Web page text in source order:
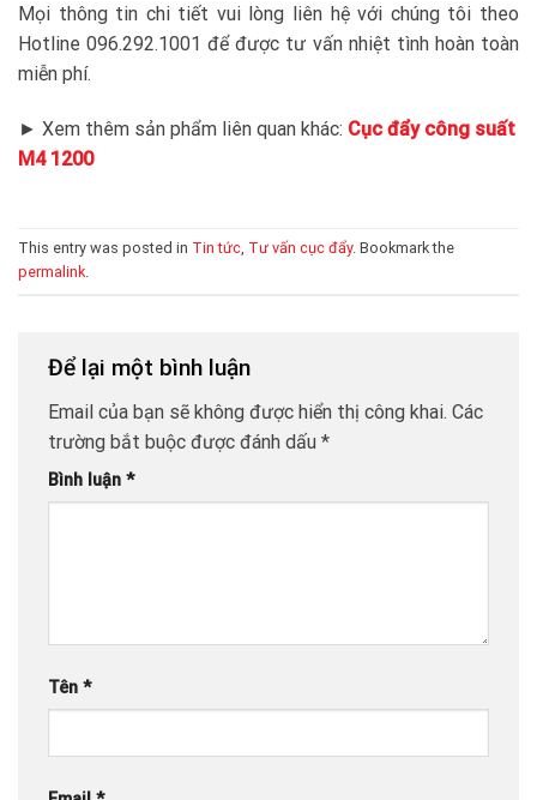
Mọi thông tin chi tiết vui lòng liên hệ với chúng tôi theo
Hotline 096.292.1001 để được tư vấn nhiệt tình hoàn toàn
miễn phí.
► Xem thêm sản phẩm liên quan khác: Cục đẩy công suất
M4 1200
This entry was posted in Tin tức, Tư vấn cục đẩy. Bookmark the
permalink.
Để lại một bình luận
Email của bạn sẽ không được hiển thị công khai. Các
trường bắt buộc được đánh dấu *
Bình luận *
Tên *